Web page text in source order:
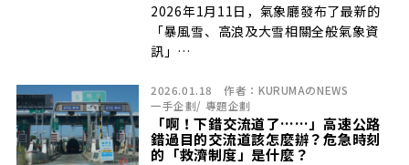
2026年1月11日，氣象廳發布了最新的
「暴風雪、高浪及大雪相關全般氣象資
訊」…
2026.01.18 作者： KURUMAのNEWS
一手企劃/ 專題企劃
「啊！下錯交流道了……」高速公路
錯過目的交流道該怎麼辦？危急時刻
的「救濟制度」是什麼？